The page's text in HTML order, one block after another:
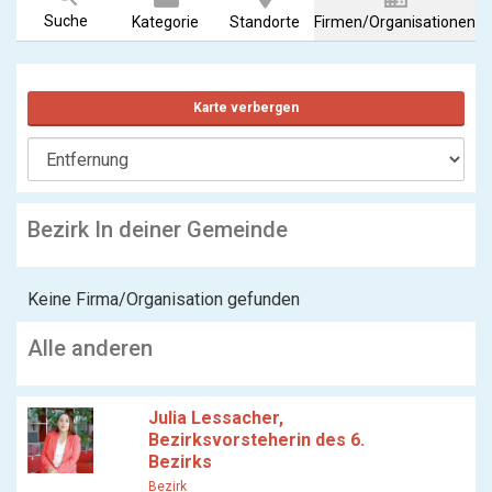
Suche Kategorie Standorte Firmen/Organisationen
Karte verbergen
Bezirk In deiner Gemeinde
Keine Firma/Organisation gefunden
Alle anderen
Julia Lessacher,
Bezirksvorsteherin des 6.
Bezirks
Bezirk